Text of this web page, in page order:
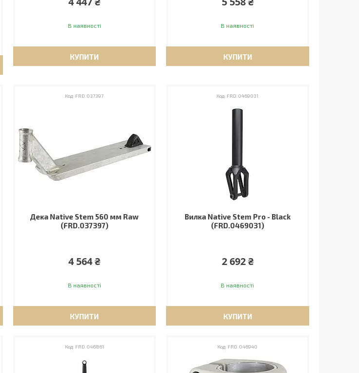
В наявності
КУПИТИ
В наявності
КУПИТИ
FRD.037397
Дека Native Stem 560 мм Raw
(FRD.037397)
4 564 ₴
В наявності
КУПИТИ
FRD.0469031
Вилка Native Stem Pro - Black
(FRD.0469031)
2 692 ₴
В наявності
КУПИТИ
FRD.046861 FRD.046940